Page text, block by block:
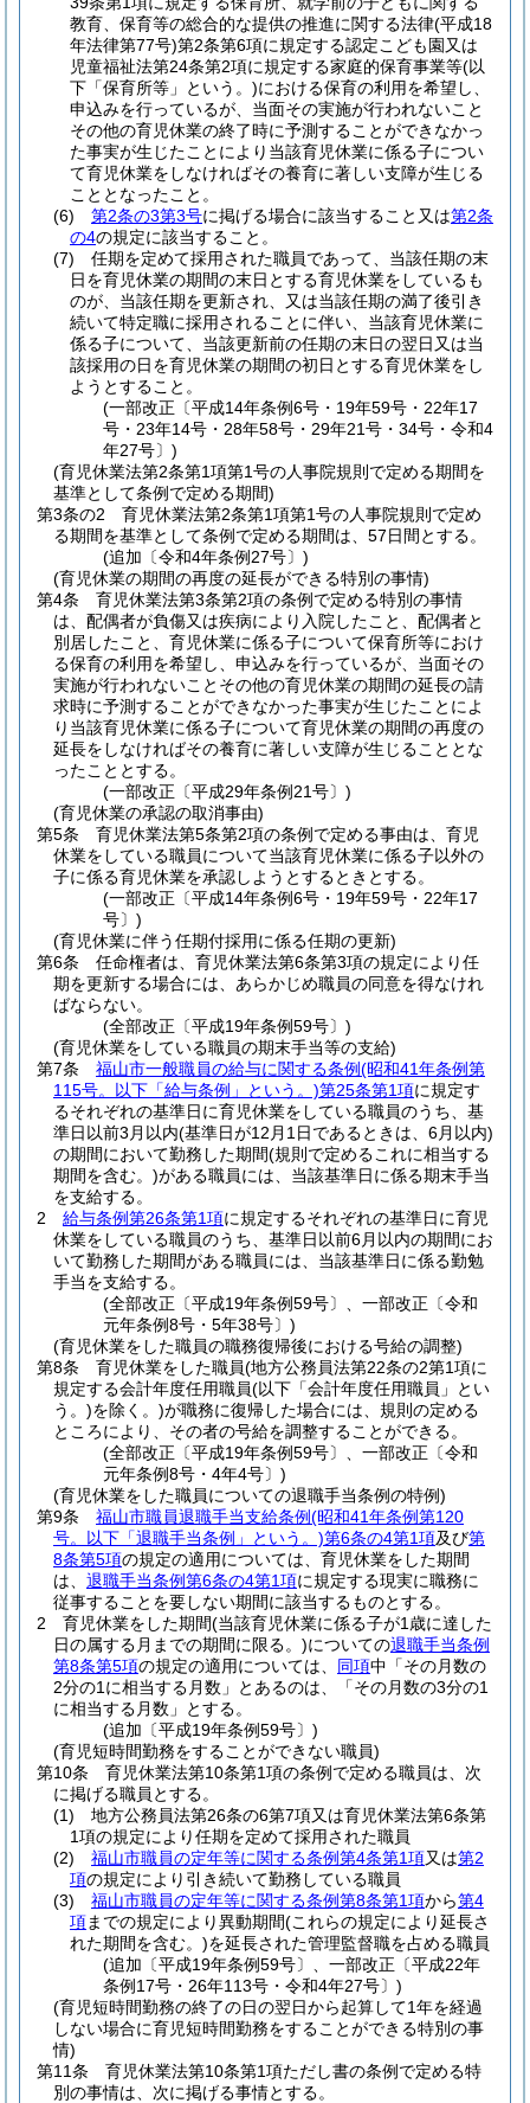
教育、保育等の総合的な提供の推進に関する法律(平成18
年法律第77号)第2条第6項に規定する認定こども園又は
児童福祉法第24条第2項に規定する家庭的保育事業等(以
下「保育所等」という。)における保育の利用を希望し、
申込みを行っているが、当面その実施が行われないこと
その他の育児休業の終了時に予測することができなかっ
た事実が生じたことにより当該育児休業に係る子につい
て育児休業をしなければその養育に著しい支障が生じる
こととなったこと。
(6)
第2条の3第3号に掲げる場合に該当すること又は第2条
の4の規定に該当すること。
(7)
任期を定めて採用された職員であって、当該任期の末
日を育児休業の期間の末日とする育児休業をしているも
のが、当該任期を更新され、又は当該任期の満了後引き
続いて特定職に採用されることに伴い、当該育児休業に
係る子について、当該更新前の任期の末日の翌日又は当
該採用の日を育児休業の期間の初日とする育児休業をし
ようとすること。
(一部改正〔平成14年条例6号・19年59号・22年17
号・23年14号・28年58号・29年21号・34号・令和4
年27号〕)
(育児休業法第2条第1項第1号の人事院規則で定める期間を
基準として条例で定める期間)
第3条の2
育児休業法第2条第1項第1号の人事院規則で定め
る期間を基準として条例で定める期間は、57日間とする。
(追加〔令和4年条例27号〕)
(育児休業の期間の再度の延長ができる特別の事情)
第4条
育児休業法第3条第2項の条例で定める特別の事情
は、配偶者が負傷又は疾病により入院したこと、配偶者と
別居したこと、育児休業に係る子について保育所等におけ
る保育の利用を希望し、申込みを行っているが、当面その
実施が行われないことその他の育児休業の期間の延長の請
求時に予測することができなかった事実が生じたことによ
り当該育児休業に係る子について育児休業の期間の再度の
延長をしなければその養育に著しい支障が生じることとな
ったこととする。
(一部改正〔平成29年条例21号〕)
(育児休業の承認の取消事由)
第5条
育児休業法第5条第2項の条例で定める事由は、育児
休業をしている職員について当該育児休業に係る子以外の
子に係る育児休業を承認しようとするときとする。
(一部改正〔平成14年条例6号・19年59号・22年17
号〕)
(育児休業に伴う任期付採用に係る任期の更新)
第6条
任命権者は、育児休業法第6条第3項の規定により任
期を更新する場合には、あらかじめ職員の同意を得なけれ
ばならない。
(全部改正〔平成19年条例59号〕)
(育児休業をしている職員の期末手当等の支給)
第7条
福山市一般職員の給与に関する条例(昭和41年条例第
115号。以下「給与条例」という。)第25条第1項に規定す
るそれぞれの基準日に育児休業をしている職員のうち、基
準日以前3月以内(基準日が12月1日であるときは、6月以内)
の期間において勤務した期間(規則で定めるこれに相当する
期間を含む。)がある職員には、当該基準日に係る期末手当
を支給する。
2
給与条例第26条第1項に規定するそれぞれの基準日に育児
休業をしている職員のうち、基準日以前6月以内の期間にお
いて勤務した期間がある職員には、当該基準日に係る勤勉
手当を支給する。
(全部改正〔平成19年条例59号〕、一部改正〔令和
元年条例8号・5年38号〕)
(育児休業をした職員の職務復帰後における号給の調整)
第8条
育児休業をした職員(地方公務員法第22条の2第1項に
規定する会計年度任用職員(以下「会計年度任用職員」とい
う。)を除く。)が職務に復帰した場合には、規則の定める
ところにより、その者の号給を調整することができる。
(全部改正〔平成19年条例59号〕、一部改正〔令和
元年条例8号・4年4号〕)
(育児休業をした職員についての退職手当条例の特例)
第9条
福山市職員退職手当支給条例(昭和41年条例第120
号。以下「退職手当条例」という。)第6条の4第1項及び第
8条第5項の規定の適用については、育児休業をした期間
は、 退職手当条例第6条の4第1項に規定する現実に職務に
従事することを要しない期間に該当するものとする。
2
育児休業をした期間(当該育児休業に係る子が1歳に達した
日の属する月までの期間に限る。)についての退職手当条例
第8条第5項の規定の適用については、 同項中「その月数の
2分の1に相当する月数」とあるのは、「その月数の3分の1
に相当する月数」とする。
(追加〔平成19年条例59号〕)
(育児短時間勤務をすることができない職員)
第10条
育児休業法第10条第1項の条例で定める職員は、次
に掲げる職員とする。
(1)
地方公務員法第26条の6第7項又は育児休業法第6条第
1項の規定により任期を定めて採用された職員
(2)
福山市職員の定年等に関する条例第4条第1項又は第2
項の規定により引き続いて勤務している職員
(3)
福山市職員の定年等に関する条例第8条第1項から第4
項までの規定により異動期間(これらの規定により延長さ
れた期間を含む。)を延長された管理監督職を占める職員
(追加〔平成19年条例59号〕、一部改正〔平成22年
条例17号・26年113号・令和4年27号〕)
(育児短時間勤務の終了の日の翌日から起算して1年を経過
しない場合に育児短時間勤務をすることができる特別の事
情)
第11条
育児休業法第10条第1項ただし書の条例で定める特
別の事情は、次に掲げる事情とする。